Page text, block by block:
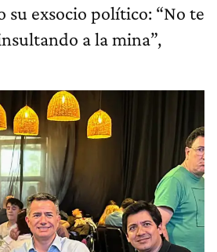
su exsocio político: “No te
a la mina”,